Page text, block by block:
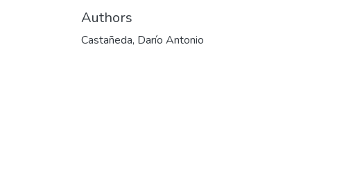
Authors
Castañeda, Darío Antonio